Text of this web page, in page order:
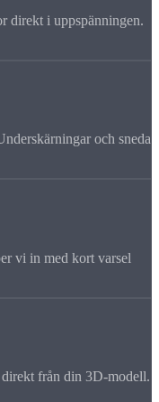
direkt i uppspänningen.
och sneda
vi in med kort varsel
från din 3D-modell.